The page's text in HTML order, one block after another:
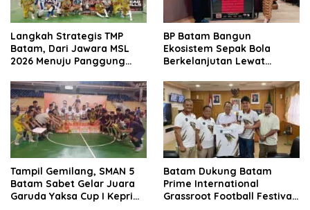
Langkah Strategis TMP
Batam, Dari Jawara MSL
2026 Menuju Panggung
BP Batam Bangun
Ekosistem Sepak Bola
Berkelanjutan Lewat
Tampil Gemilang, SMAN 5
Batam Sabet Gelar Juara
Garuda Yaksa Cup I Kepri
Batam Dukung Batam
Prime International
Grassroot Football Festival